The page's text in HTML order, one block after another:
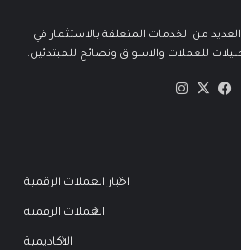
من الخدمات المتعلقة بالاستثمار في
للعملات والاسواق ونصائح للمبتدئين.
فيسبوك
‫X
اخبار العملات الرقمية
العملات الرقمية
الاكاديمية